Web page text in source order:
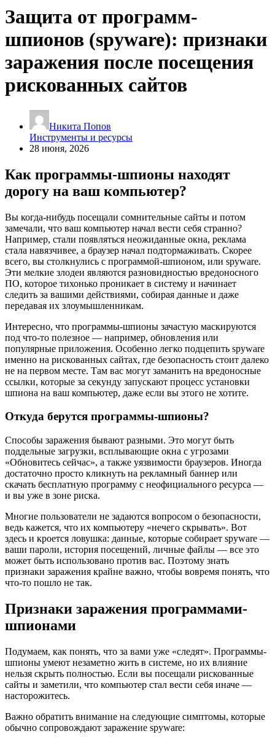
Защита от программ-
шпионов (spyware): признаки
заражения после посещения
рискованных сайтов
Никита Попов
Инструменты и ресурсы
28 июня, 2026
Как программы-шпионы находят
дорогу на ваш компьютер?
Вы когда-нибудь посещали сомнительные сайты и потом
замечали, что ваш компьютер начал вести себя странно?
Например, стали появляться неожиданные окна, реклама
стала навязчивее, а браузер начал подтормаживать. Скорее
всего, вы столкнулись с программой-шпионом, или spyware.
Эти мелкие злодеи являются разновидностью вредоносного
ПО, которое тихонько проникает в систему и начинает
следить за вашими действиями, собирая данные и даже
передавая их злоумышленникам.
Интересно, что программы-шпионы зачастую маскируются
под что-то полезное — например, обновления или
популярные приложения. Особенно легко подцепить spyware
именно на рискованных сайтах, где безопасность стоит далеко
не на первом месте. Там вас могут заманить на вредоносные
ссылки, которые за секунду запускают процесс установки
шпиона на ваш компьютер, даже если вы этого не хотите.
Откуда берутся программы-шпионы?
Способы заражения бывают разными. Это могут быть
поддельные загрузки, всплывающие окна с угрозами
«Обновитесь сейчас», а также уязвимости браузеров. Иногда
достаточно просто кликнуть на рекламный баннер или
скачать бесплатную программу с неофициального ресурса —
и вы уже в зоне риска.
Многие пользователи не задаются вопросом о безопасности,
ведь кажется, что их компьютеру «нечего скрывать». Вот
здесь и кроется ловушка: данные, которые собирает spyware —
ваши пароли, история посещений, личные файлы — все это
может быть использовано против вас. Поэтому знать
признаки заражения крайне важно, чтобы вовремя понять, что
что-то пошло не так.
Признаки заражения программами-
шпионами
Подумаем, как понять, что за вами уже «следят». Программы-
шпионы умеют незаметно жить в системе, но их влияние
нельзя скрыть полностью. Если вы посещали рискованные
сайты и заметили, что компьютер стал вести себя иначе —
насторожитесь.
Важно обратить внимание на следующие симптомы, которые
обычно сопровождают заражение spyware: